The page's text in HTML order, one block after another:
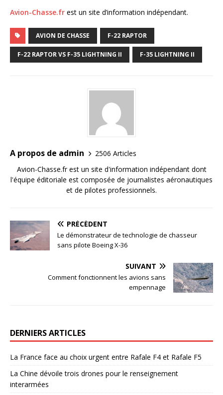
Avion-Chasse.fr est un site d’information indépendant.
AVION DE CHASSE F-22 RAPTOR
F-22 RAPTOR VS F-35 LIGHTNING II F-35 LIGHTNING II
A propos de admin
2506 Articles
Avion-Chasse.fr est un site d'information indépendant dont
l'équipe éditoriale est composée de journalistes aéronautiques
et de pilotes professionnels.
PRÉCÉDENT
Le démonstrateur de technologie de chasseur
sans pilote Boeing X-36
SUIVANT
Comment fonctionnent les avions sans
empennage
DERNIERS ARTICLES
La France face au choix urgent entre Rafale F4 et Rafale F5
La Chine dévoile trois drones pour le renseignement
interarmées